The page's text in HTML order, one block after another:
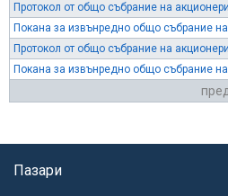
Протокол от общо събрание на
Покана за извънредно общо събрание
Протокол от общо събрание на
Покана за извънредно общо събрание
Пазари